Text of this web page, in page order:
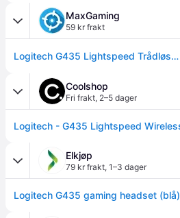
MaxGaming
59 kr frakt
Logitech G435 Lightspeed Trådløs Gaming Headset - Blå
Coolshop
Fri frakt, 2–5 dager
Elkjøp
79 kr frakt, 1–3 dager
Logitech G435 gaming headset (blå)